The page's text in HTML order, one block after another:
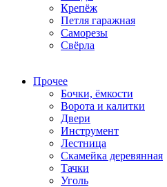
Крепёж
Петля гаражная
Саморезы
Свёрла
Прочее
Бочки, ёмкости
Ворота и калитки
Двери
Инструмент
Лестница
Скамейка деревянная
Тачки
Уголь